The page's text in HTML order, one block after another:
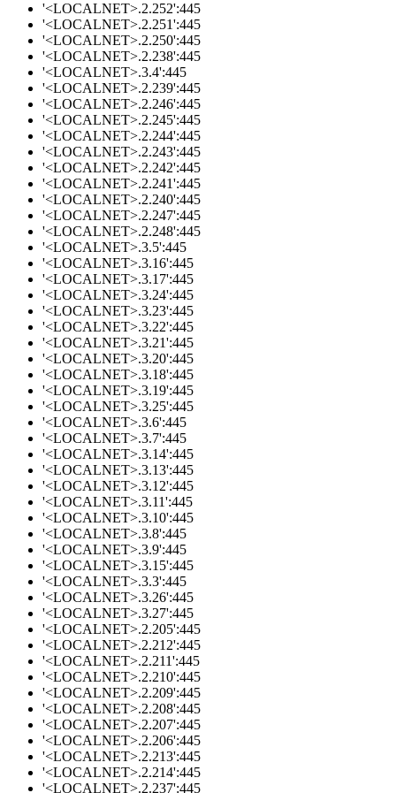
'<LOCALNET>.2.252':445
'<LOCALNET>.2.251':445
'<LOCALNET>.2.250':445
'<LOCALNET>.2.238':445
'<LOCALNET>.3.4':445
'<LOCALNET>.2.239':445
'<LOCALNET>.2.246':445
'<LOCALNET>.2.245':445
'<LOCALNET>.2.244':445
'<LOCALNET>.2.243':445
'<LOCALNET>.2.242':445
'<LOCALNET>.2.241':445
'<LOCALNET>.2.240':445
'<LOCALNET>.2.247':445
'<LOCALNET>.2.248':445
'<LOCALNET>.3.5':445
'<LOCALNET>.3.16':445
'<LOCALNET>.3.17':445
'<LOCALNET>.3.24':445
'<LOCALNET>.3.23':445
'<LOCALNET>.3.22':445
'<LOCALNET>.3.21':445
'<LOCALNET>.3.20':445
'<LOCALNET>.3.18':445
'<LOCALNET>.3.19':445
'<LOCALNET>.3.25':445
'<LOCALNET>.3.6':445
'<LOCALNET>.3.7':445
'<LOCALNET>.3.14':445
'<LOCALNET>.3.13':445
'<LOCALNET>.3.12':445
'<LOCALNET>.3.11':445
'<LOCALNET>.3.10':445
'<LOCALNET>.3.8':445
'<LOCALNET>.3.9':445
'<LOCALNET>.3.15':445
'<LOCALNET>.3.3':445
'<LOCALNET>.3.26':445
'<LOCALNET>.3.27':445
'<LOCALNET>.2.205':445
'<LOCALNET>.2.212':445
'<LOCALNET>.2.211':445
'<LOCALNET>.2.210':445
'<LOCALNET>.2.209':445
'<LOCALNET>.2.208':445
'<LOCALNET>.2.207':445
'<LOCALNET>.2.206':445
'<LOCALNET>.2.213':445
'<LOCALNET>.2.214':445
'<LOCALNET>.2.237':445